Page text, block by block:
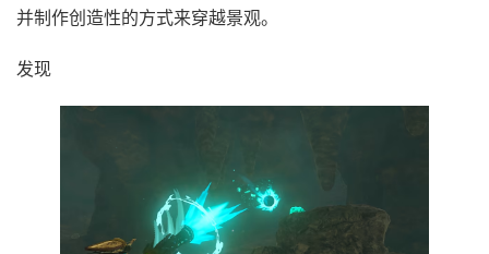
并制作创造性的方式来穿越景观。
发现